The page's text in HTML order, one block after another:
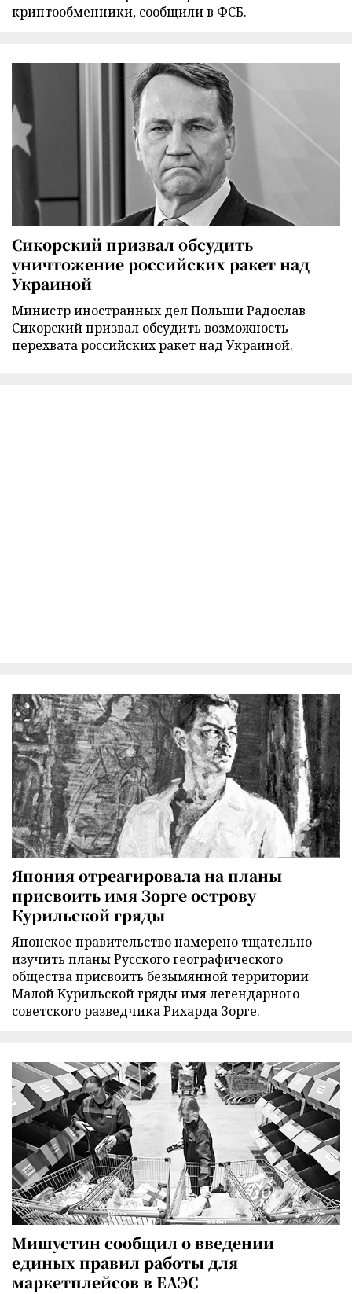
криптообменники, сообщили в ФСБ.
Сикорский призвал обсудить
уничтожение российских ракет над
Украиной
Министр иностранных дел Польши Радослав
Сикорский призвал обсудить возможность
перехвата российских ракет над Украиной.
Япония отреагировала на планы
присвоить имя Зорге острову
Курильской гряды
Японское правительство намерено тщательно
изучить планы Русского географического
общества присвоить безымянной территории
Малой Курильской гряды имя легендарного
советского разведчика Рихарда Зорге.
Мишустин сообщил о введении
единых правил работы для
маркетплейсов в ЕАЭС